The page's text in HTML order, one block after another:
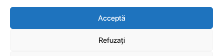
Acceptă
Refuzați
Copyright 2025 ® RECOM-TECH